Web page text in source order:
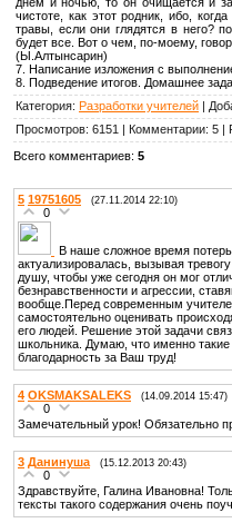
чистоте, как этот родник, ибо,
травы, если они глядятся в него?
будет все. Вот о чем, по-моему,
(Ы.Алтынсарин)
7. Написание изложения с
8. Подведение итогов. Домашнее
Категория: Разработки учителей |
Просмотров: 6151 | Комментарии: 5 |
Всего комментариев: 5
5 19751605 (27.11.2014 22:10)
0
В наше сложное время
актуализировалась, вызывая
душу, чтобы уже сегодня он мог
безнравственности и агрессии,
вообще.Перед современным
самостоятельно оценивать
его людей. Решение этой задачи
школьника. Думаю, что именно
благодарность за Ваш труд!
4 OKSMAKSALEKS (14.09.2014 15:47)
0
Замечательный урок! Обязательно
3 Данинуша (15.12.2013 20:43)
0
Здравствуйте, Галина Ивановна!
тексты такого содержания очень